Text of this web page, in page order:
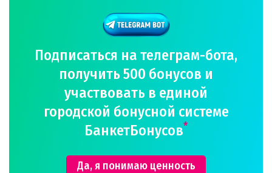
Подписаться на телеграм-бота,
получить 500 бонусов и
участвовать в единой
городской бонусной системе
БанкетБонусов*
Да, я понимаю ценность